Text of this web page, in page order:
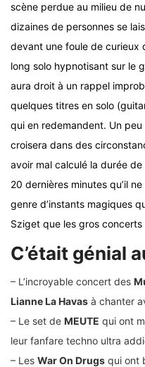
scène perdue au milieu de
dizaines de personnes se
devant une foule de curieux
long solo hypnotisant sur le
aura droit à un rappel
quelques titres en solo
qui en redemandent. Un
croisera dans des
avoir mal calculé la durée
20 dernières minutes qu’il
genre d’instants magiques
Sziget que les gros concerts
C’était génial
– L’incroyable concert des
Lianne La Havas à chanter
– Le set de MEUTE qui ont
leur fanfare techno ultra
– Les War On Drugs qui ont